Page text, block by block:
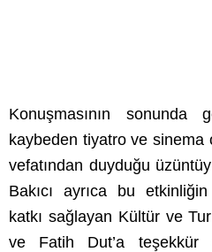
Konuşmasının sonunda
kaybeden tiyatro ve sinema
vefatından duyduğu
Bakıcı ayrıca bu
katkı sağlayan Kültür ve
ve Fatih Dut’a teşekkür